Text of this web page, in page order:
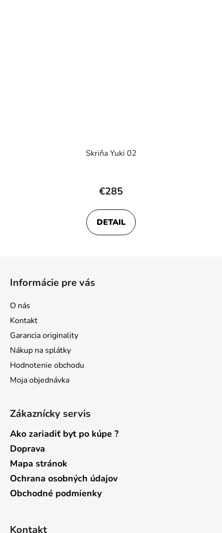
Skriňa Yuki 02
€285
DETAIL
Informácie pre vás
O nás
Kontakt
Garancia originality
Nákup na splátky
Hodnotenie obchodu
Moja objednávka
Zákaznícky servis
Ako zariadiť byt po kúpe ?
Doprava
Mapa stránok
Ochrana osobných údajov
Obchodné podmienky
Kontakt